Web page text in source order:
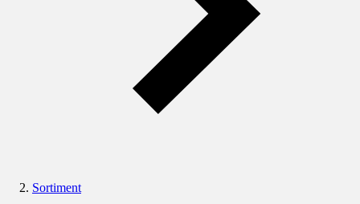
Sortiment